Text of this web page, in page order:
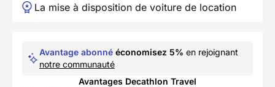
La mise à disposition de voiture de location
Avantage abonné économisez 5% en rejoignant
notre communauté
Avantages Decathlon Travel